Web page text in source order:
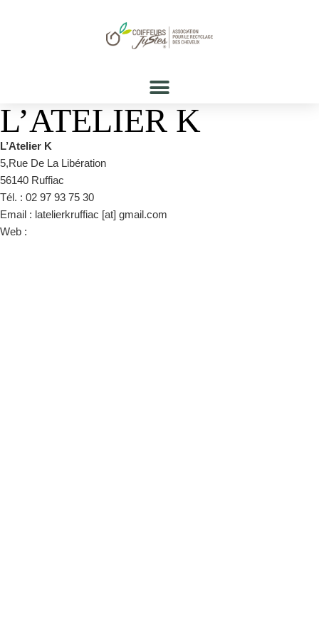
L’ATELIER K
L’Atelier K
5,Rue De La Libération
56140 Ruffiac
Tél. : 02 97 93 75 30
Email : latelierkruffiac [at] gmail.com
Web :